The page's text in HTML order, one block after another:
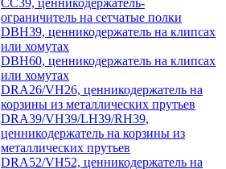
CC39, ценникодержатель-
ограничитель на сетчатые полки
DBH39, ценникодержатель на клипсах
или хомутах
DBH60, ценникодержатель на клипсах
или хомутах
DRA26/VH26, ценникодержатель на
корзины из металлических прутьев
DRA39/VH39/LH39/RH39,
ценникодержатель на корзины из
металлических прутьев
DRA52/VH52, ценникодержатель на